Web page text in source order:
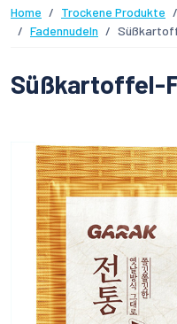
Home Trockene Produkte
Fadennudeln
Süßkartoffel-